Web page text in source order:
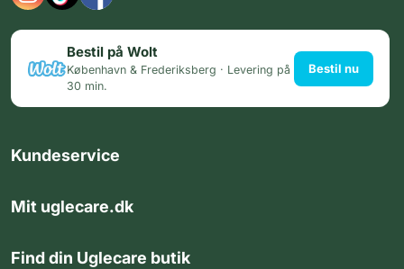
Bestil på Wolt
København & Frederiksberg · Levering på
30 min.
Bestil nu
Kundeservice
Mit uglecare.dk
Find din Uglecare butik